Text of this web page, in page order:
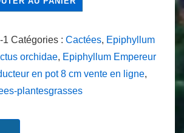
1 Catégories : Cactées, Epiphyllum
orchidae, Epiphyllum Empereur
en pot 8 cm vente en ligne,
plantesgrasses